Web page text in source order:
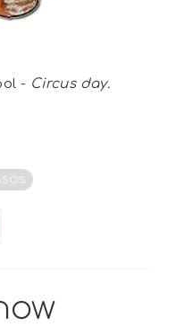
- Circus day.